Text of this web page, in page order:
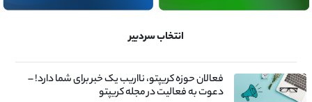
انتخاب سردبیر
فعالان حوزه کریپتو، نااریب یک خبر برای شما دارد! –
دعوت به فعالیت در مجله کریپتو